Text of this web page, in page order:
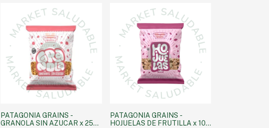
PATAGONIA GRAINS -
GRANOLA SIN AZUCAR x 250
PATAGONIA GRAINS -
HOJUELAS DE FRUTILLA x 100